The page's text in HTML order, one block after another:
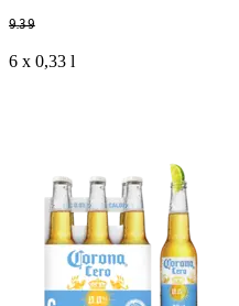
9.39
6 x 0,33 l